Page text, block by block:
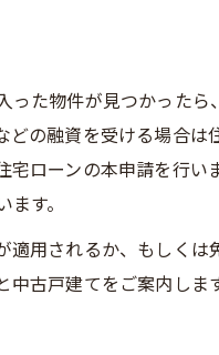
った物件が見つかったら
の融資を受ける場合は
ローンの本申請を行い
す。
用されるか、もしくは
古戸建てをご案内しま